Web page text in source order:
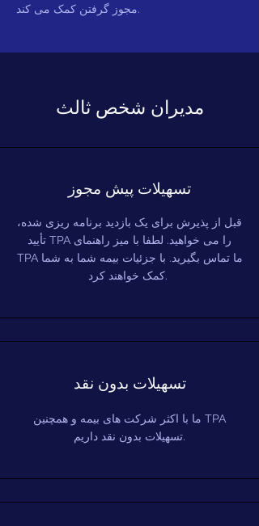
مجوز گرفتن کمک می کند.
مدیران شخص ثالث
تسهیلات پیش مجوز
قبل از پذیرش برای یک بازدید برنامه ریزی شده،
تأیید TPA را می خواهید. لطفا با میز راهنمای
TPA ما تماس بگیرید. با جزئیات بیمه شما به شما
کمک خواهند کرد.
تسهیلات بدون نقد
ما با اکثر شرکت های بیمه و همچنین TPA
تسهیلات بدون نقد داریم.